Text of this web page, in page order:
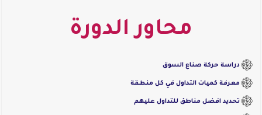
محاور الدورة
دراسة حركة صناع السوق
معرفة كميات التداول في كل منطقة
تحديد افضل مناطق للتداول عليهم